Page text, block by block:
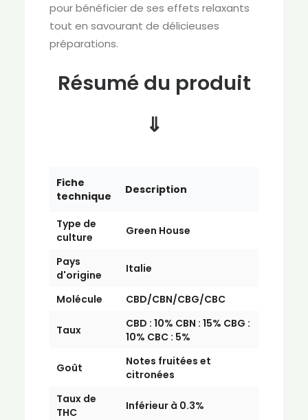
pour bénéficier de ses effets relaxants
tout en savourant de délicieuses
préparations.
Résumé du produit
⇓
Fiche
technique
Description
Type de
culture
Green House
Pays
d'origine
Italie
Molécule CBD/CBN/CBG/CBC
Taux
CBD : 10% CBN : 15% CBG :
10% CBC : 5%
Goût
Notes fruitées et
citronées
Taux de
THC
Inférieur à 0.3%